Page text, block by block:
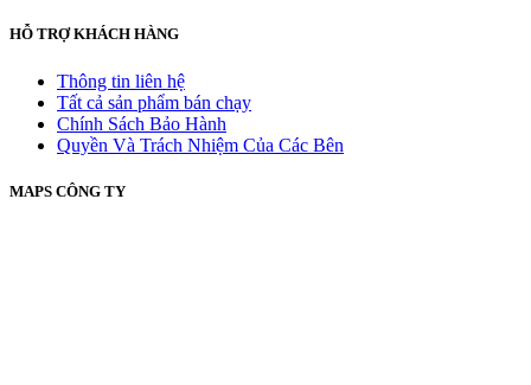
HỖ TRỢ KHÁCH HÀNG
Thông tin liên hệ
Tất cả sản phẩm bán chạy
Chính Sách Bảo Hành
Quyền Và Trách Nhiệm Của Các Bên
MAPS CÔNG TY